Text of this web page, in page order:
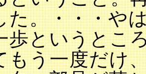
た。・・・や
歩というとこ
もう一度だけ